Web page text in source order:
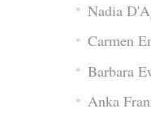
Nadia
Carmen
Barbara
Anka